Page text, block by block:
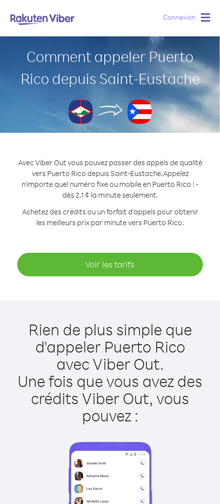
Connexion
Comment appeler Puerto
Rico depuis Saint-Eustache
Avec Viber Out vous pouvez passer des appels de qualité
vers Puerto Rico depuis Saint-Eustache.Appelez
n'importe quel numéro fixe ou mobile en Puerto Rico ! -
dès 2.1 ¢ la minute seulement.
Achetez des crédits ou un forfait d’appels pour obtenir
les meilleurs prix par minute vers Puerto Rico.
Voir les tarifs
Rien de plus simple que
d'appeler Puerto Rico
avec Viber Out.
Une fois que vous avez des
crédits Viber Out, vous
pouvez :